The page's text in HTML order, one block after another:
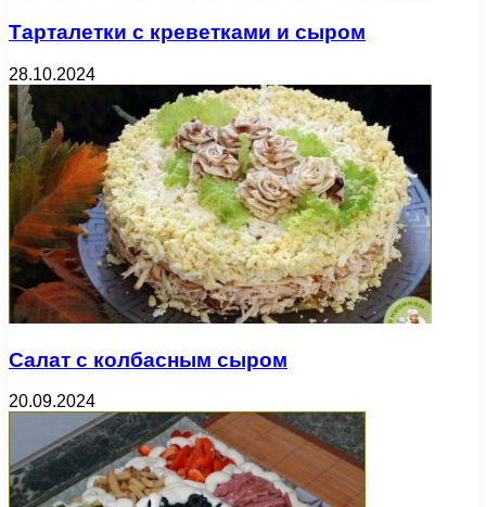
Тарталетки с креветками и сыром
28.10.2024
Салат с колбасным сыром
20.09.2024